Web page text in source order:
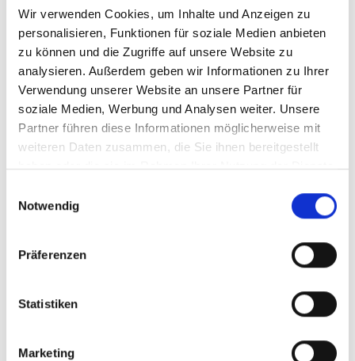
Wir verwenden Cookies, um Inhalte und Anzeigen zu
personalisieren, Funktionen für soziale Medien anbieten
zu können und die Zugriffe auf unsere Website zu
analysieren. Außerdem geben wir Informationen zu Ihrer
Verwendung unserer Website an unsere Partner für
soziale Medien, Werbung und Analysen weiter. Unsere
Partner führen diese Informationen möglicherweise mit
weiteren Daten zusammen, die Sie ihnen bereitgestellt
haben oder die sie im Rahmen Ihrer Nutzung der Dienste
Notwendig
Präferenzen
Statistiken
Marketing
Karte & Höhenprofil
Impressionen